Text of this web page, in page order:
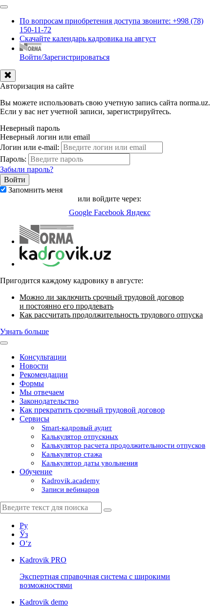
По вопросам приобретения доступа звоните: +998 (78)
150-11-72
Скачайте календарь кадровика на август
Войти/Зарегистрироваться
Авторизация на сайте
Вы можете использовать свою учетную запись сайта norma.uz.
Если у вас нет учетной записи, зарегистрируйтесь.
Неверный пароль
Неверный логин или email
Логин или e-mail:
Пароль:
Забыли пароль?
Запомнить меня
или войдите через:
Google Facebook Яндекс
Пригодится каждому кадровику в августе:
Можно ли заключить срочный трудовой договор
и постоянно его продлевать
Как рассчитать продолжительность трудового отпуска
Узнать больше
Консультации
Новости
Рекомендации
Формы
Мы отвечаем
Законодательство
Как прекратить срочный трудовой договор
Сервисы
Smart-кадровый аудит
Калькулятор отпускных
Калькулятор расчета продолжительности отпусков
Калькулятор стажа
Калькулятор даты увольнения
Обучение
Kadrovik.academy
Записи вебинаров
Ру
Ўз
Oʻz
Kadrovik PRO
Экспертная справочная система с широкими
возможностями
Kadrovik demo